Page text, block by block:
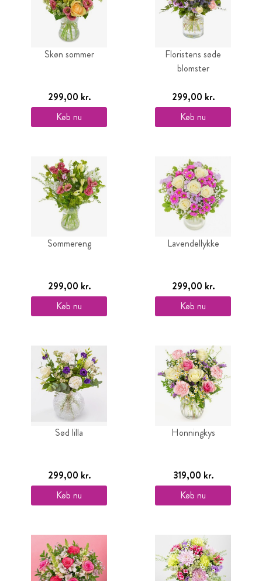
Skøn sommer
299,00 kr.
Køb nu
Floristens søde
blomster
299,00 kr.
Køb nu
Sommereng
299,00 kr.
Køb nu
Lavendellykke
299,00 kr.
Køb nu
Sød lilla
299,00 kr.
Køb nu
Honningkys
319,00 kr.
Køb nu